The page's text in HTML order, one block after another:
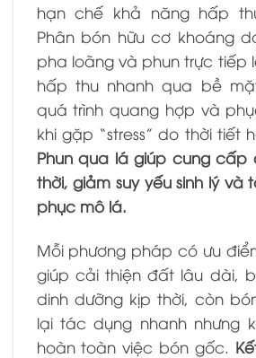
hạn chế khả năng hấp
Phân bón hữu cơ khoáng
pha loãng và phun trực tiếp
hấp thu nhanh qua bề
quá trình quang hợp và
khi gặp “stress” do thời tiết
Phun qua lá giúp cung cấp
thời, giảm suy yếu sinh lý và
phục mô lá.
Mỗi phương pháp có ưu
giúp cải thiện đất lâu dài,
dinh dưỡng kịp thời, còn
lại tác dụng nhanh nhưng
hoàn toàn việc bón gốc.